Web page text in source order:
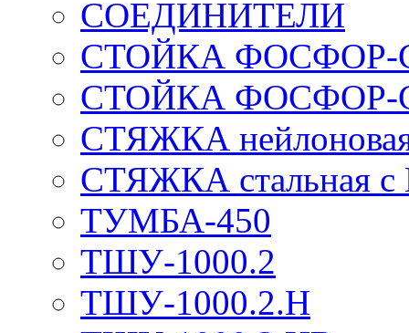
СОЕДИНИТЕЛИ
СТОЙКА ФОСФОР-
СТОЙКА ФОСФОР-
СТЯЖКА нейлоновая
СТЯЖКА стальная
ТУМБА-450
ТШУ-1000.2
ТШУ-1000.2.Н